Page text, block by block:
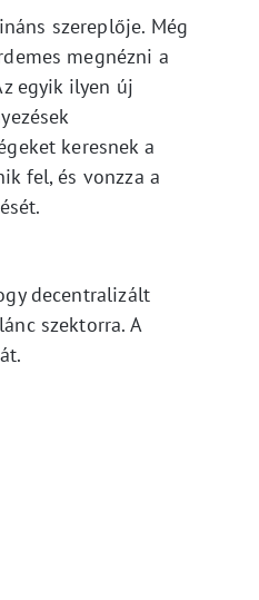
szereplője. Még
megnézni a
egyik ilyen új
keresnek a
fel, és vonzza a
decentralizált
szektorra. A